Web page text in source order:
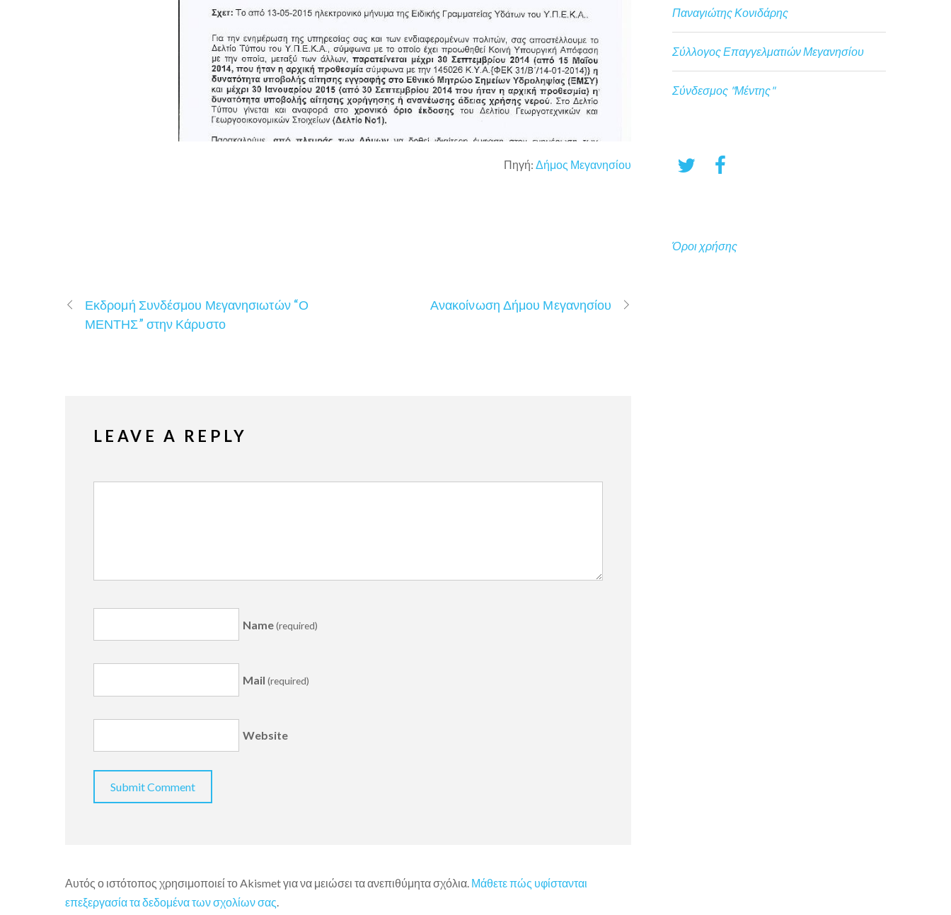
Πηγή: Δήμος Μεγανησίου
Εκδρομή Συνδέσμου Μεγανησιωτών “Ο
ΜΕΝΤΗΣ” στην Κάρυστο
Ανακοίνωση Δήμου Μεγανησίου
LEAVE A REPLY
Name(required)
Mail(required)
Website
Αυτός ο ιστότοπος χρησιμοποιεί το Akismet για να μειώσει τα ανεπιθύμητα σχόλια. Μάθετε πώς υφίστανται
επεξεργασία τα δεδομένα των σχολίων σας.
Παναγιώτης Κονιδάρης
Σύλλογος Επαγγελματιών Μεγανησίου
Σύνδεσμος "Μέντης"
Όροι χρήσης